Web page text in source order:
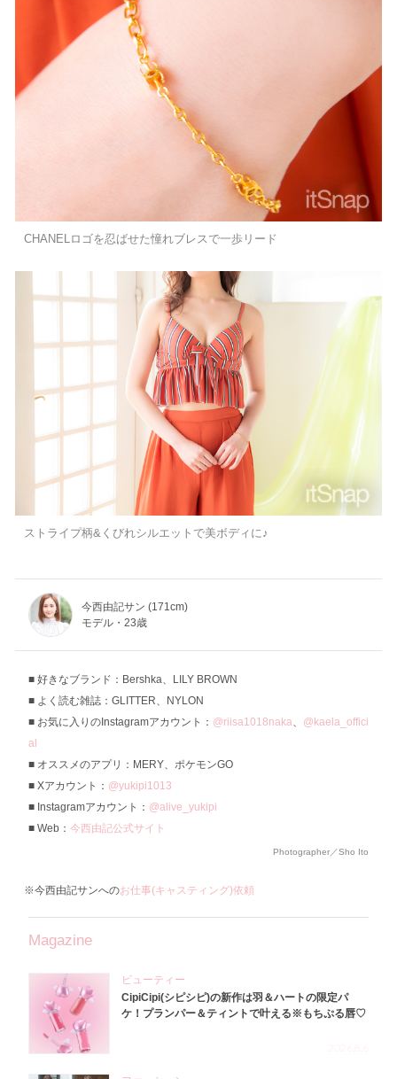
CHANELロゴを忍ばせた憧れブレスで一歩リード
ストライプ柄&くびれシルエットで美ボディに♪
今西由記サン (171cm)
モデル・23歳
好きなブランド：Bershka、LILY BROWN
よく読む雑誌：GLITTER、NYLON
お気に入りのInstagramアカウント： @riisa1018naka、 @kaela_offici
al
オススメのアプリ：MERY、ポケモンGO
Xアカウント： @yukipi1013
Instagramアカウント： @alive_yukipi
Web： 今西由記公式サイト
Photographer／Sho Ito
※今西由記サンへのお仕事(キャスティング)依頼
Magazine
ビューティー
CipiCipi(シピシピ)の新作は羽＆ハートの限定パ
ケ！プランパー＆ティントで叶える※もちぷる唇♡